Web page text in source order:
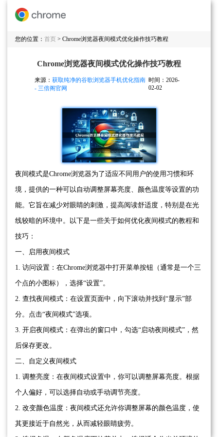
您的位置： 首页 > Chrome浏览器夜间模式优化操作技巧教程
Chrome浏览器夜间模式优化操作技巧教程
来源： 获取纯净的谷歌浏览器手机优化指南
- 三倍阁官网
时间：2026-
02-02
夜间模式是Chrome浏览器为了适应不同用户的使用习惯和环
境，提供的一种可以自动调整屏幕亮度、颜色温度等设置的功
能。它旨在减少对眼睛的刺激，提高阅读舒适度，特别是在光
线较暗的环境中。以下是一些关于如何优化夜间模式的教程和
技巧：
一、启用夜间模式
1. 访问设置：在Chrome浏览器中打开菜单按钮（通常是一个三
个点的小图标），选择“设置”。
2. 查找夜间模式：在设置页面中，向下滚动并找到“显示”部
分。点击“夜间模式”选项。
3. 开启夜间模式：在弹出的窗口中，勾选“启动夜间模式”，然
后保存更改。
二、自定义夜间模式
1. 调整亮度：在夜间模式设置中，你可以调整屏幕亮度。根据
个人偏好，可以选择自动或手动调节亮度。
2. 改变颜色温度：夜间模式还允许你调整屏幕的颜色温度，使
其更接近于自然光，从而减轻眼睛疲劳。